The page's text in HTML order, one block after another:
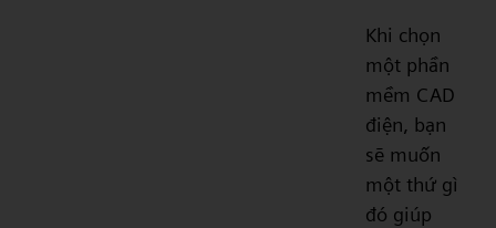
Khi chọn
một phần
mềm CAD
điện, bạn
sẽ muốn
một thứ gì
đó giúp